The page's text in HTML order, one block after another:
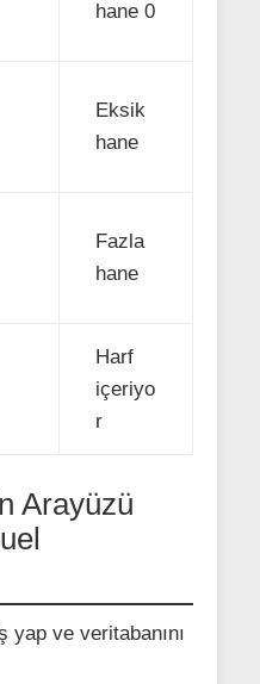
hane 0
Eksik
hane
Fazla
hane
Harf
içeriyo
r
Arayüzü
yap ve veritabanını